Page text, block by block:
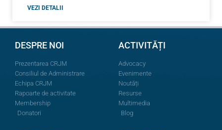
VEZI DETALII
DESPRE NOI
Prezentarea CRJM
Consiliul de Administrare
Echipa CRJM
Rapoarte de activitate
Membership
Donatori
ACTIVITĂȚI
Advocacy
Evenimente
Noutăți
Resurse
Multimedia
Blog